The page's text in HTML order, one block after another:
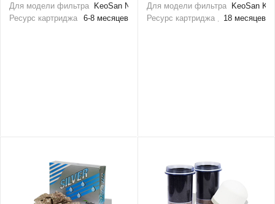
смягчает воду, придает воде
приятный вкус, препятствует
Для модели фильтра KeoSan NEO-991
Ресурс картриджа
6-8 месяцев
выделяют большое количество
различных полезных
Для модели фильтра KeoSan
Ресурс картриджа
18 месяцев